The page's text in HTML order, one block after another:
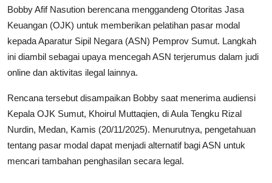
Bobby Afif Nasution berencana menggandeng Otoritas Jasa
Keuangan (OJK) untuk memberikan pelatihan pasar modal
kepada Aparatur Sipil Negara (ASN) Pemprov Sumut. Langkah
ini diambil sebagai upaya mencegah ASN terjerumus dalam judi
online dan aktivitas ilegal lainnya.
Rencana tersebut disampaikan Bobby saat menerima audiensi
Kepala OJK Sumut, Khoirul Muttaqien, di Aula Tengku Rizal
Nurdin, Medan, Kamis (20/11/2025). Menurutnya, pengetahuan
tentang pasar modal dapat menjadi alternatif bagi ASN untuk
mencari tambahan penghasilan secara legal.